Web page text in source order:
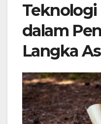
dalam
Langka